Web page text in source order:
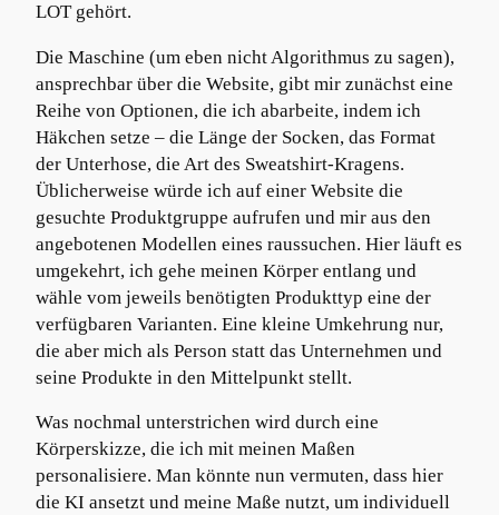
LOT gehört.
Die Maschine (um eben nicht Algorithmus zu sagen),
ansprechbar über die Website, gibt mir zunächst eine
Reihe von Optionen, die ich abarbeite, indem ich
Häkchen setze – die Länge der Socken, das Format
der Unterhose, die Art des Sweatshirt-Kragens.
Üblicherweise würde ich auf einer Website die
gesuchte Produktgruppe aufrufen und mir aus den
angebotenen Modellen eines raussuchen. Hier läuft es
umgekehrt, ich gehe meinen Körper entlang und
wähle vom jeweils benötigten Produkttyp eine der
verfügbaren Varianten. Eine kleine Umkehrung nur,
die aber mich als Person statt das Unternehmen und
seine Produkte in den Mittelpunkt stellt.
Was nochmal unterstrichen wird durch eine
Körperskizze, die ich mit meinen Maßen
personalisiere. Man könnte nun vermuten, dass hier
die KI ansetzt und meine Maße nutzt, um individuell